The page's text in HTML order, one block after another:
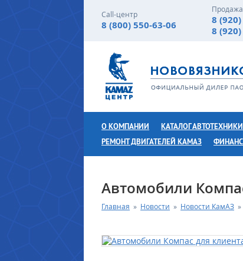
Call-центр
8 (800) 550-63-06
8
8
О КОМПАНИИ КАТАЛОГ АВТОТЕХНИКИ
РЕМОНТ ДВИГАТЕЛЕЙ КАМАЗ
Автомобили
Главная » Новости » Новости КамАЗ »